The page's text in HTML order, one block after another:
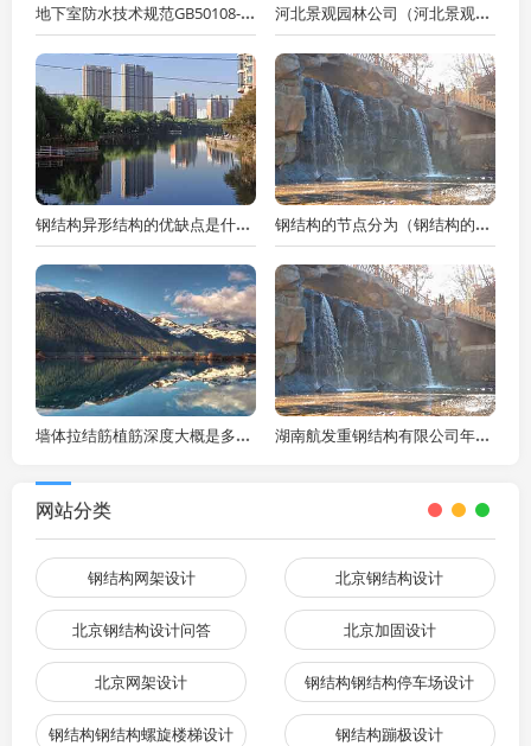
地下室防水技术规范GB50108-2018（地下室防水技术规范GB50108-2018） 河北景观园林公司（河北景观园林公司有哪些）
钢结构异形结构的优缺点是什么（钢结构异形结构的优缺点是什么呢） 钢结构的节点分为（钢结构的节点有哪些类型）
墙体拉结筋植筋深度大概是多少（墙体拉结钢筋网片） 湖南航发重钢结构有限公司年营业额（湖南航发重钢结构有限公司的老板）
网站分类
钢结构网架设计 北京钢结构设计
北京钢结构设计问答 北京加固设计
北京网架设计 钢结构钢结构停车场设计
钢结构钢结构螺旋楼梯设计 钢结构蹦极设计